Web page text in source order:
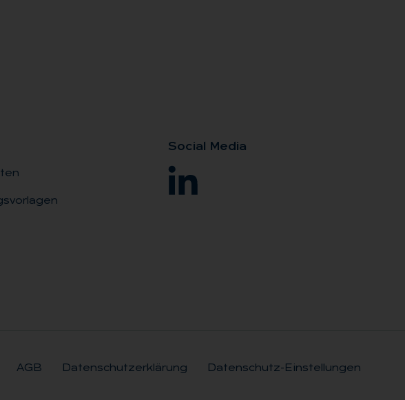
So­ci­al Me­dia
AGB Datenschutzerklärung Datenschutz-Einstellungen